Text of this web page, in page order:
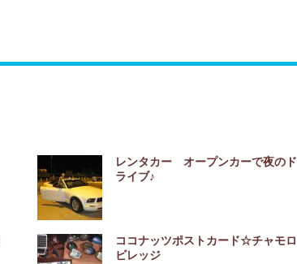
レンタカー オープンカーで夜のド
ライブ♪
ココナッツポストカード☆チャモロ
ビレッジ